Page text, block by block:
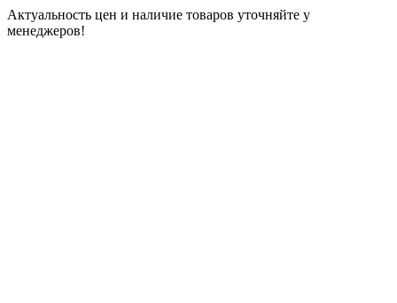
Актуальность цен и наличие товаров уточняйте у
менеджеров!